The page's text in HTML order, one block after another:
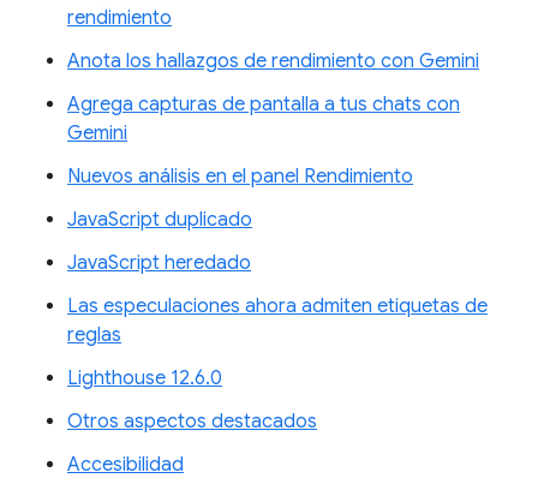
rendimiento
Anota los hallazgos de rendimiento con Gemini
Agrega capturas de pantalla a tus chats con
Gemini
Nuevos análisis en el panel Rendimiento
JavaScript duplicado
JavaScript heredado
Las especulaciones ahora admiten etiquetas de
reglas
Lighthouse 12.6.0
Otros aspectos destacados
Accesibilidad